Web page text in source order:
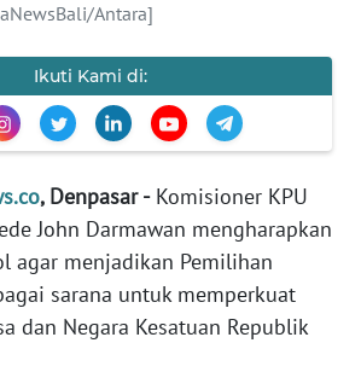
Antara]
Ikuti Kami di:
, Denpasar -Komisioner KPU
John Darmawan mengharapkan
agar menjadikan Pemilihan
sarana untuk memperkuat
dan Negara Kesatuan Republik